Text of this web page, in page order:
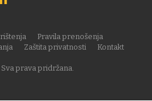
prava pridržana.
Pravila prenošenja
Zaštita privatnosti
Kontakt